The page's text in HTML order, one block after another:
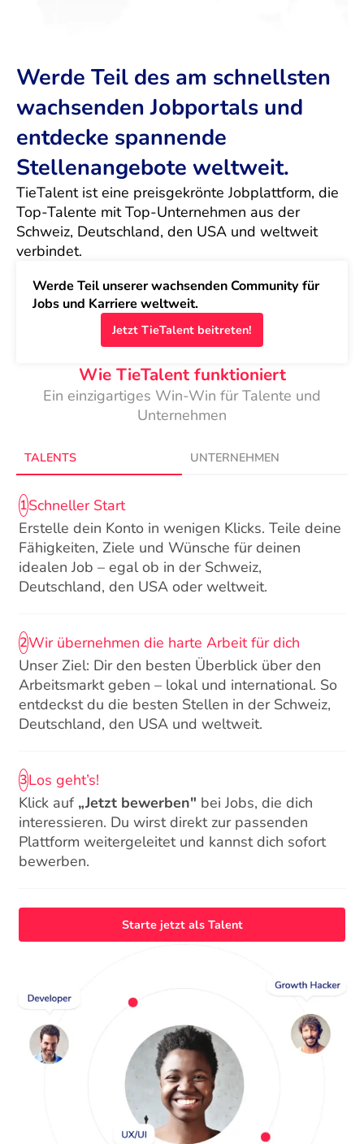
Werde Teil des am schnellsten
wachsenden Jobportals und
entdecke spannende
Stellenangebote weltweit.
TieTalent ist eine preisgekrönte Jobplattform, die
Top-Talente mit Top-Unternehmen aus der
Schweiz, Deutschland, den USA und weltweit
verbindet.
Werde Teil unserer wachsenden Community für
Jobs und Karriere weltweit.
Jetzt TieTalent beitreten!
Wie TieTalent funktioniert
Ein einzigartiges Win-Win für Talente und
Unternehmen
TALENTS UNTERNEHMEN
1Schneller Start
Erstelle dein Konto in wenigen Klicks. Teile deine
Fähigkeiten, Ziele und Wünsche für deinen
idealen Job – egal ob in der Schweiz,
Deutschland, den USA oder weltweit.
2Wir übernehmen die harte Arbeit für dich
Unser Ziel: Dir den besten Überblick über den
Arbeitsmarkt geben – lokal und international. So
entdeckst du die besten Stellen in der Schweiz,
Deutschland, den USA und weltweit.
3Los geht’s!
Klick auf „Jetzt bewerben" bei Jobs, die dich
interessieren. Du wirst direkt zur passenden
Plattform weitergeleitet und kannst dich sofort
bewerben.
Starte jetzt als Talent